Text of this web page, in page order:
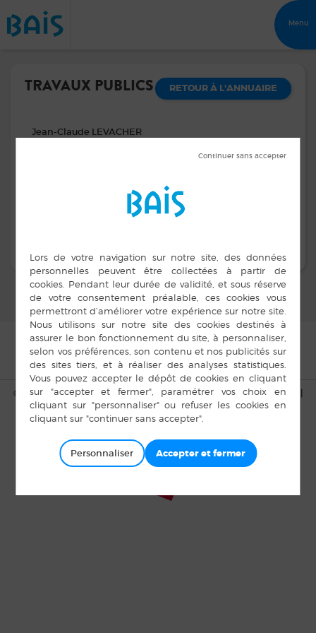
Menu
TRAVAUX PUBLICS RETOUR À L'ANNUAIRE
Jean-Claude LEVACHER
02 99 49 07 68 - 06 17 88 25 33
© Copyright Bais 2015 |Mentions légales|Plan du site|Cookies
|
Accès privé
Personnaliser